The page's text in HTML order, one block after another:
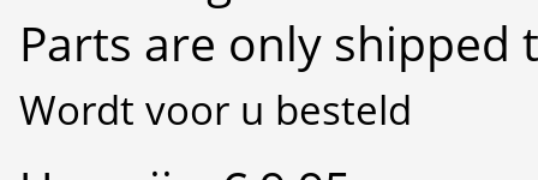
Parts are only shipped
Wordt voor u besteld